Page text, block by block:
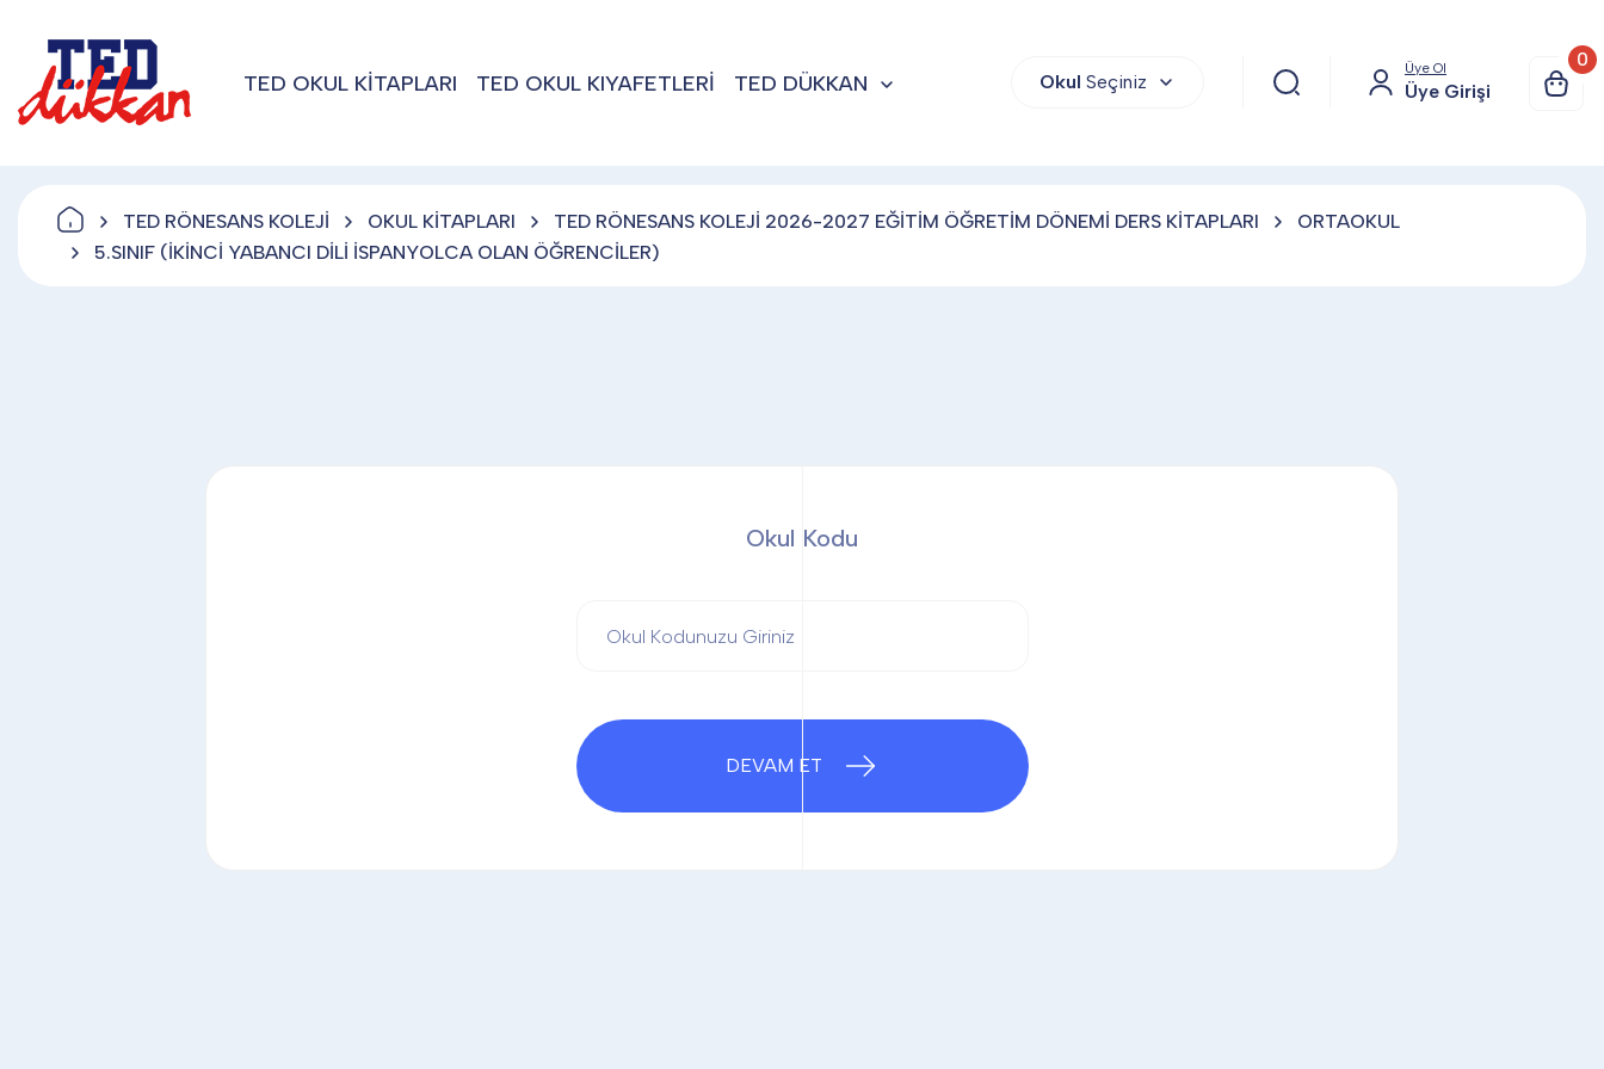
TED OKUL KİTAPLARI TED OKUL KIYAFETLERİ TED DÜKKAN Okul Seçiniz
Üye Ol
Üye Girişi
0
TED RÖNESANS KOLEJİ OKUL KİTAPLARI TED RÖNESANS KOLEJİ 2026-2027 EĞİTİM ÖĞRETİM DÖNEMİ DERS KİTAPLARI
ORTAOKUL
5.SINIF (İKİNCİ YABANCI DİLİ İSPANYOLCA OLAN ÖĞRENCİLER)
Okul Kodu
DEVAM ET